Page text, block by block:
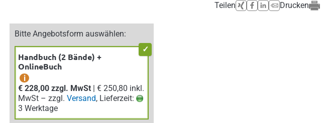
Bitte Angebotsform auswählen:
Handbuch (2 Bände) +
OnlineBuch
i
€ 228,00 zzgl. MwSt | € 250,80 inkl.
MwSt – zzgl.Versand, Lieferzeit:
3 Werktage
Teilen Drucken